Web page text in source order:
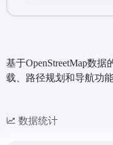
基于OpenStreetMap数
载、路径规划和导航功能
数据统计